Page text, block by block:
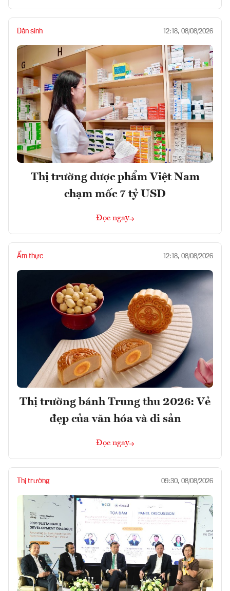
Dân sinh 12:18, 08/08/2026
Thị trường dược phẩm Việt Nam
chạm mốc 7 tỷ USD
Đọc ngay
Ẩm thực 12:18, 08/08/2026
Thị trường bánh Trung thu 2026: Vẻ
đẹp của văn hóa và di sản
Đọc ngay
Thị trường 09:30, 08/08/2026